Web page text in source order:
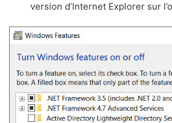
version d’Internet Explorer sur